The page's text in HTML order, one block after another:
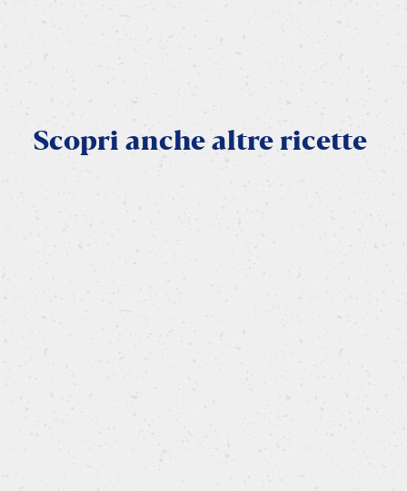
Scopri anche altre ricette